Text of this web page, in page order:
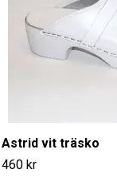
Astrid vit träsko
460 kr